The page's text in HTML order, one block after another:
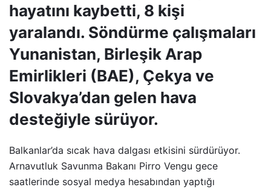
hayatını kaybetti, 8 kişi
yaralandı. Söndürme çalışmaları
Yunanistan, Birleşik Arap
Emirlikleri (BAE), Çekya ve
Slovakya’dan gelen hava
desteğiyle sürüyor.
Balkanlar’da sıcak hava dalgası etkisini sürdürüyor.
Arnavutluk Savunma Bakanı Pirro Vengu gece
saatlerinde sosyal medya hesabından yaptığı